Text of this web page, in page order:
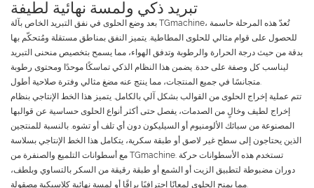
تبريد ذكي ولمسة نهائية لطيفة
بعد وضع الحلوى في نفق التبريد الخاص بآلة TGmachine، تُعدّ هذه المرحلة حاسمة
للحصول على قوام مثالي للحلوى المطاطية. يتميز النفق بمناطق مستقلة ومُتحكّم بها
بدقة من حيث درجة الحرارة والرطوبة وتدفق الهواء، مما يسمح بتخصيص منحنى التبريد
ليناسب كل وصفة على حدة. يضمن هذا النظام الذكي تماسكًا موحدًا ومحتوى رطوبة
متجانسًا في جميع المنتجات، مما ينتج عنه مضغ مثالي وفترة صلاحية أطول.
تتم عملية إخراج الحلوى من القوالب بشكل آلي بالكامل. يتميز هذا الخط الإنتاجي بنظام
إخراج لطيف وخالٍ من الصدمات، يفصل حتى أكثر أنواع الحلوى حساسية عن قوالبها
المصنوعة من سبائك الألومنيوم أو السيليكون دون أي تلف أو تشوه. بالنسبة للمنتجين
الذين يحتاجون إلى سطح غير لاصق أو طبقة سكرية، يتكامل هذا الخط الإنتاجي بسلاسة
مع أسطوانات التلميع والصنفرة من TGmachine. تستخدم هذه الأسطوانات حركة
دوران مضبوطة لتطبيق الزيت أو الشمع أو طبقة رقيقة من السكر بالتساوي وبلطف،
مما يمنح الحلوى لمعانًا احترافيًا براقًا أو لمسة نهائية كلاسيكية مصقولة.